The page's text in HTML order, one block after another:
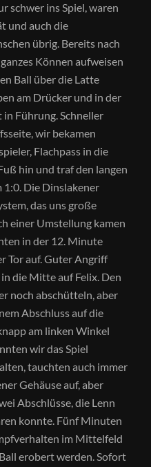
schwer ins Spiel, waren
und auch die
übrig. Bereits nach
Können aufweisen
Ball über die Latte
am Drücker und in der
Führung. Schneller
wir bekamen
Flachpass in die
hin und traf den langen
Die Dinslakener
das uns große
einer Umstellung kamen
in der 12. Minute
Tor auf. Guter Angriff
die Mitte auf Felix. Den
noch abschütteln, aber
Abschluss auf die
am linken Winkel
wir das Spiel
tauchten auch immer
Gehäuse auf, aber
Abschlüsse, die Lenn
konnte. Fünf Minuten
im Mittelfeld
erobert werden. Sofort